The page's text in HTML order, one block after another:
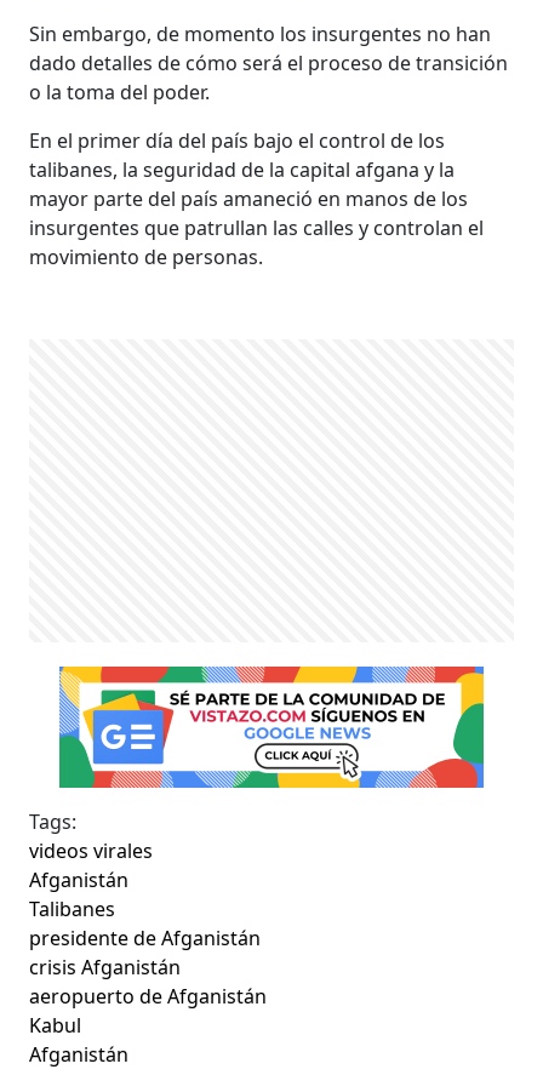
Sin embargo, de momento los insurgentes no han
dado detalles de cómo será el proceso de transición
o la toma del poder.
En el primer día del país bajo el control de los
talibanes, la seguridad de la capital afgana y la
mayor parte del país amaneció en manos de los
insurgentes que patrullan las calles y controlan el
movimiento de personas.
Tags:
videos virales
Afganistán
Talibanes
presidente de Afganistán
crisis Afganistán
aeropuerto de Afganistán
Kabul
Afganistán